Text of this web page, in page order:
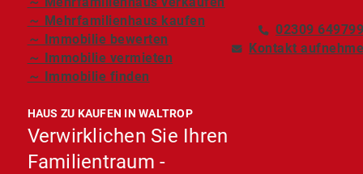
～ Mehrfamilienhaus kaufen
～ Immobilie bewerten
～ Immobilie vermieten
～ Immobilie finden
02309
Kontakt
HAUS ZU KAUFEN IN WALTROP
Verwirklichen Sie Ihren
Familientraum -